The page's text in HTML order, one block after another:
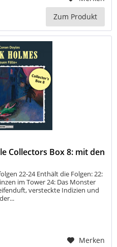
Zum Produkt
Collectors Box 8: mit den
22-24 Enthält die Folgen: 22:
im Tower 24: Das Monster
versteckte Indizien und
Merken